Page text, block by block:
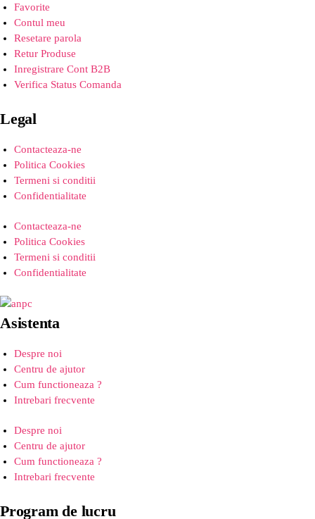
Favorite
Contul meu
Resetare parola
Retur Produse
Inregistrare Cont B2B
Verifica Status Comanda
Legal
Contacteaza-ne
Politica Cookies
Termeni si conditii
Confidentialitate
Contacteaza-ne
Politica Cookies
Termeni si conditii
Confidentialitate
Asistenta
Despre noi
Centru de ajutor
Cum functioneaza ?
Intrebari frecvente
Despre noi
Centru de ajutor
Cum functioneaza ?
Intrebari frecvente
Program de lucru